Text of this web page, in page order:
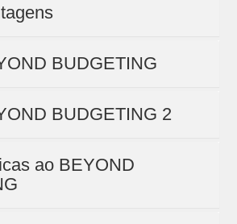
BUDGETING
BUDGETING 2
ao BEYOND